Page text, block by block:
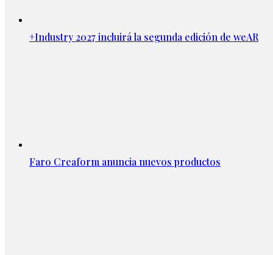
+Industry 2027 incluirá la segunda edición de weAR
Faro Creaform anuncia nuevos productos